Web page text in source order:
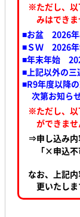
※ただし、以
みはできま
■お盆 2026年
■ＳＷ 2026年
■年末年始
■上記以外の三
■R9年度以降
次第お知ら
※ただし、以
ができませ
⇒申し込み内
「×申込
なお、上記
更いたしま